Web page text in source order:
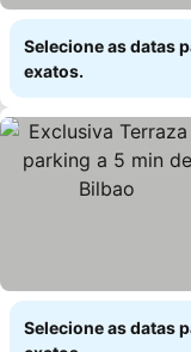
Selecione as datas
exatos.
Selecione as datas